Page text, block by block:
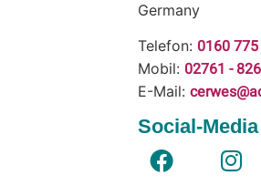
Germany
Telefon: 0160
Mobil: 02761 -
E-Mail:
Social-